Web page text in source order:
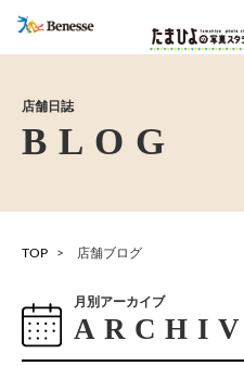
店舗日誌
TOP 店舗ブログ
月別アーカイブ